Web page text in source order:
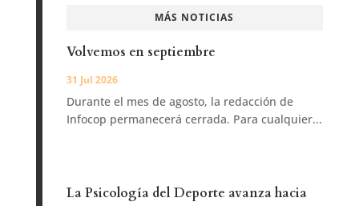
MÁS NOTICIAS
Volvemos en septiembre
31 Jul 2026
Durante el mes de agosto, la redacción de
Infocop permanecerá cerrada. Para cualquier...
La Psicología del Deporte avanza hacia